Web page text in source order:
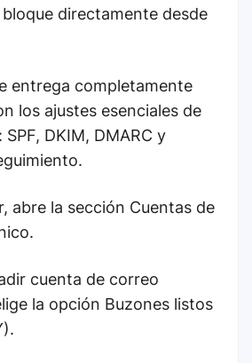
directamente desde
entrega completamente
los ajustes esenciales de
DKIM, DMARC y
abre la sección Cuentas de
cuenta de correo
la opción Buzones listos